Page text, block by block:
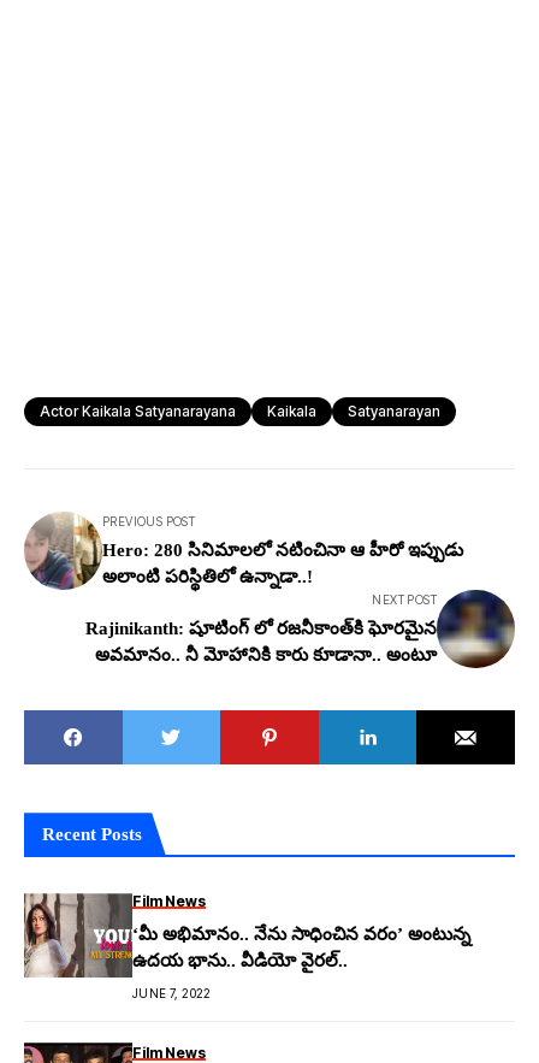
Actor Kaikala Satyanarayana Kaikala Satyanarayan
PREVIOUS POST
Hero: 280 సినిమాల‌లో న‌టించినా ఆ హీరో ఇప్పుడు
అలాంటి పరిస్థితిలో ఉన్నాడా..!
NEXT POST
Rajinikanth: షూటింగ్ లో రజనీకాంత్‌కి ఘోరమైన
అవ‌మానం.. నీ మోహానికి కారు కూడానా.. అంటూ
Recent Posts
Film News
‘మీ అభిమానం.. నేను సాధించిన వరం’ అంటున్న
ఉదయ భాను.. వీడియో వైరల్..
JUNE 7, 2022
Film News